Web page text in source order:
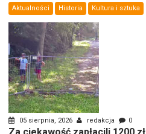
Aktualności Historia Kultura i sztuka
05 sierpnia, 2026 redakcja 0